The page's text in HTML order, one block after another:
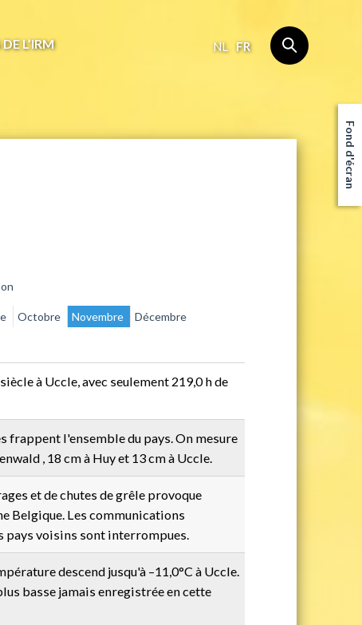
L’IRM NL FR
Octobre Novembre Décembre
à Uccle, avec seulement 219,0 h de
frappent l'ensemble du pays. On mesure
, 18 cm à Huy et 13 cm à Uccle.
et de chutes de grêle provoque
Belgique. Les communications
pays voisins sont interrompues.
descend jusqu'à –11,0°C à Uccle.
basse jamais enregistrée en cette
Fond d'écran